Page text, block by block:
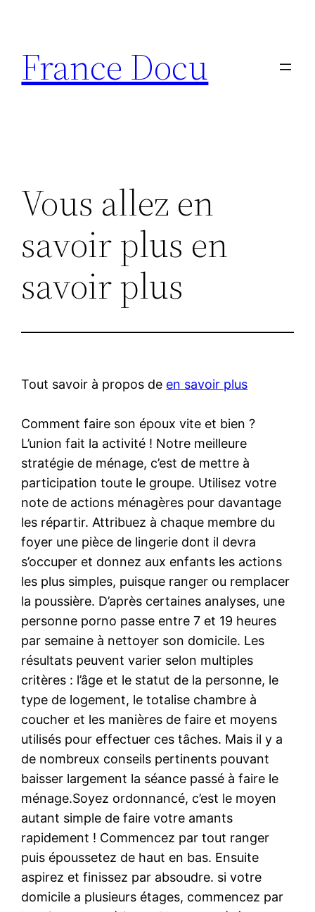
contenu
France Docu
Vous allez en
savoir plus en
savoir plus
Tout savoir à propos de en savoir plus
Comment faire son époux vite et bien ?
L’union fait la activité ! Notre meilleure
stratégie de ménage, c’est de mettre à
participation toute le groupe. Utilisez votre
note de actions ménagères pour davantage
les répartir. Attribuez à chaque membre du
foyer une pièce de lingerie dont il devra
s’occuper et donnez aux enfants les actions
les plus simples, puisque ranger ou remplacer
la poussière. D’après certaines analyses, une
personne porno passe entre 7 et 19 heures
par semaine à nettoyer son domicile. Les
résultats peuvent varier selon multiples
critères : l’âge et le statut de la personne, le
type de logement, le totalise chambre à
coucher et les manières de faire et moyens
utilisés pour effectuer ces tâches. Mais il y a
de nombreux conseils pertinents pouvant
baisser largement la séance passé à faire le
ménage.Soyez ordonnancé, c’est le moyen
autant simple de faire votre amants
rapidement ! Commencez par tout ranger
puis époussetez de haut en bas. Ensuite
aspirez et finissez par absoudre. si votre
domicile a plusieurs étages, commencez par